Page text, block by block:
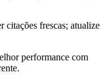
citações frescas; atualize
performance com